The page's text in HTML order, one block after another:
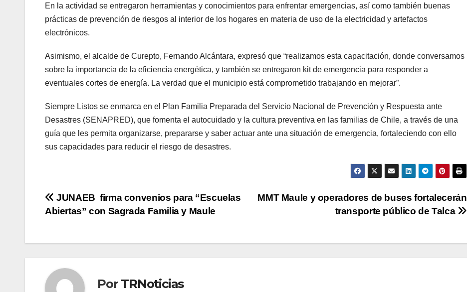
En la actividad se entregaron herramientas y conocimientos para enfrentar emergencias, así como también buenas
prácticas de prevención de riesgos al interior de los hogares en materia de uso de la electricidad y artefactos
electrónicos.
Asimismo, el alcalde de Curepto, Fernando Alcántara, expresó que “realizamos esta capacitación, donde conversamos
sobre la importancia de la eficiencia energética, y también se entregaron kit de emergencia para responder a
eventuales cortes de energía. La verdad que el municipio está comprometido trabajando en mejorar”.
Siempre Listos se enmarca en el Plan Familia Preparada del Servicio Nacional de Prevención y Respuesta ante
Desastres (SENAPRED), que fomenta el autocuidado y la cultura preventiva en las familias de Chile, a través de una
guía que les permita organizarse, prepararse y saber actuar ante una situación de emergencia, fortaleciendo con ello
sus capacidades para reducir el riesgo de desastres.
Navegación
entradas
MMT Maule y operadores de buses fortalecerán
transporte público de Talca
JUNAEB firma convenios para “Escuelas
Abiertas” con Sagrada Familia y Maule
Por TRNoticias